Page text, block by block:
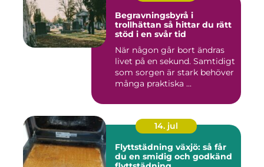
Begravningsbyrå i
trollhättan så hittar du rätt
stöd i en svår tid
När någon går bort ändras
livet på en sekund. Samtidigt
som sorgen är stark behöver
många praktiska ...
14. jul
Flyttstädning växjö: så får
du en smidig och godkänd